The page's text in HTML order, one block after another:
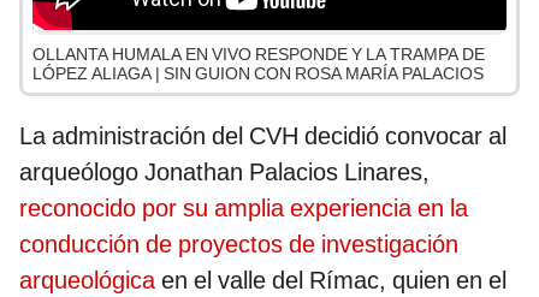
OLLANTA HUMALA EN VIVO RESPONDE Y LA TRAMPA DE
LÓPEZ ALIAGA | SIN GUION CON ROSA MARÍA PALACIOS
La administración del CVH decidió convocar al
arqueólogo Jonathan Palacios Linares,
reconocido por su amplia experiencia en la
conducción de proyectos de investigación
arqueológicaen el valle del Rímac, quien en el